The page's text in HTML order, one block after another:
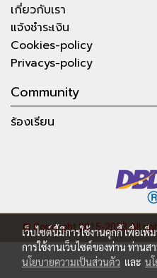
เกี่ยวกับเรา
แจ้งชำระเงิน
Cookies-policy
Privacys-policy
Community
ร้องเรียน
© Copyright 2015-2023 All
เว็บไซต์นี้มีการใช้งานคุกกี้ เพื่อเ
การใช้งานเว็บไซต์ของท่าน ท่านส
นโยบายความเป็นส่วนตัว และ น